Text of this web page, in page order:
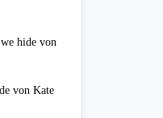
hide von
von Kate